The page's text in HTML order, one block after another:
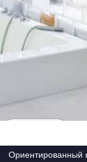
Ориентированный